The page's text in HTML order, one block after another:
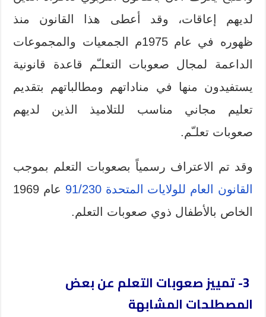
لديهم إعاقات، وقد أعطى هذا القانون منذ
ظهوره في عام 1975م الجمعيات والمجموعات
الداعمة لمجال صعوبات التعلـّم قاعدة قانونية
يستفيدون منها في مناداتهم ومطالباتهم بتقديم
تعليم مجاني مناسب للتلاميذ الذين لديهم
صعوبات تعلـّم.
وقد تم الاعتراف رسمياً بصعوبات التعلم بموجب
القانون العام للولايات المتحدة 91/230
عام 1969
الخاص بالأطفال ذوي صعوبات التعلم.
3- تمييز صعوبات التعلم عن بعض
المصطلحات المشابهة